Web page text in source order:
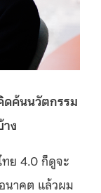
ดค้นนวัตกรรม
ง
ทย 4.0 ก็ดูจะ
นาคต แล้วผม